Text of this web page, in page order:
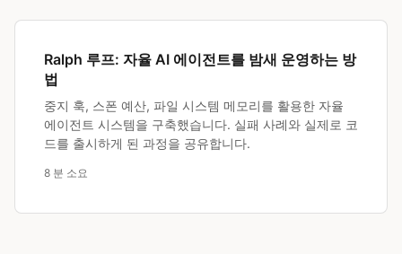
Ralph 루프: 자율 AI 에이전트를 밤새 운영하는 방
법
중지 훅, 스폰 예산, 파일 시스템 메모리를 활용한 자율
에이전트 시스템을 구축했습니다. 실패 사례와 실제로 코
드를 출시하게 된 과정을 공유합니다.
8 분 소요